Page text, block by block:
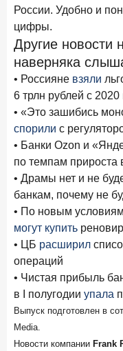
19 декабря 2025 года
В эпоху дуополии
новые финансовые
18 декабря 2025 года
Ипотека 2025–2026:
прогнозы на
8 декабря 2025 года
По итогам ноября
составил 1 027 млрд
5 декабря 2025 года
Эмоции, эксклюзив
банковской
3 декабря 2025 года
Почему опытные
начинающими?
25 ноября 2025 года
Клиент стал
инвестиций
России. Удобно и
цифры.
Другие новости
наверняка
• Россияне взяли
6 трлн рублей с 2020
• «Это зашибись
спорили с
• Банки Ozon и
по темпам прироста
• Драмы нет и не
банкам, почему не
• По новым
могут купить
• ЦБ расширил
операций
• Чистая прибыль
в I полугодии упала
Выпуск подготовлен в
Media.
Новости компании Frank